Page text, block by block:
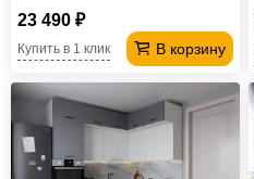
23 490 ₽
В корзину
Купить в 1 клик